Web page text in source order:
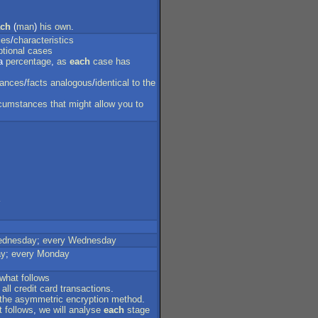
(man) his own.
/characteristics
cases
percentage, as each case has
/facts analogous/identical to the
that might allow you to
; every Wednesday
; every Monday
what follows
all credit card transactions.
the asymmetric encryption method.
follows, we will analyse each stage